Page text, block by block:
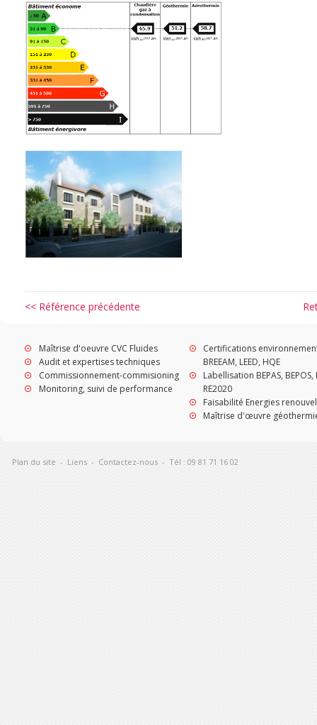
<< Référence précédente
Maîtrise d'oeuvre CVC Fluides
Audit et expertises techniques
Commissionnement-commisioning
Monitoring, suivi de performance
Certifications
BREEAM, LEED, HQE
Labellisation BEPAS, BEPOS,
RE2020
Faisabilité Energies
Maîtrise d'œuvre
Plan du site - Liens - Contactez-nous - Tél : 09 81 71 16 02